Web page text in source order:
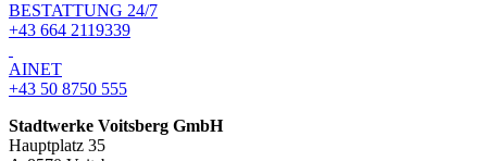
BESTATTUNG 24/7
+43 664 2119339
AINET
+43 50 8750 555
Stadtwerke Voitsberg GmbH
Hauptplatz 35